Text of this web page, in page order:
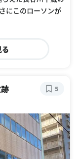
にこのローソンが
5